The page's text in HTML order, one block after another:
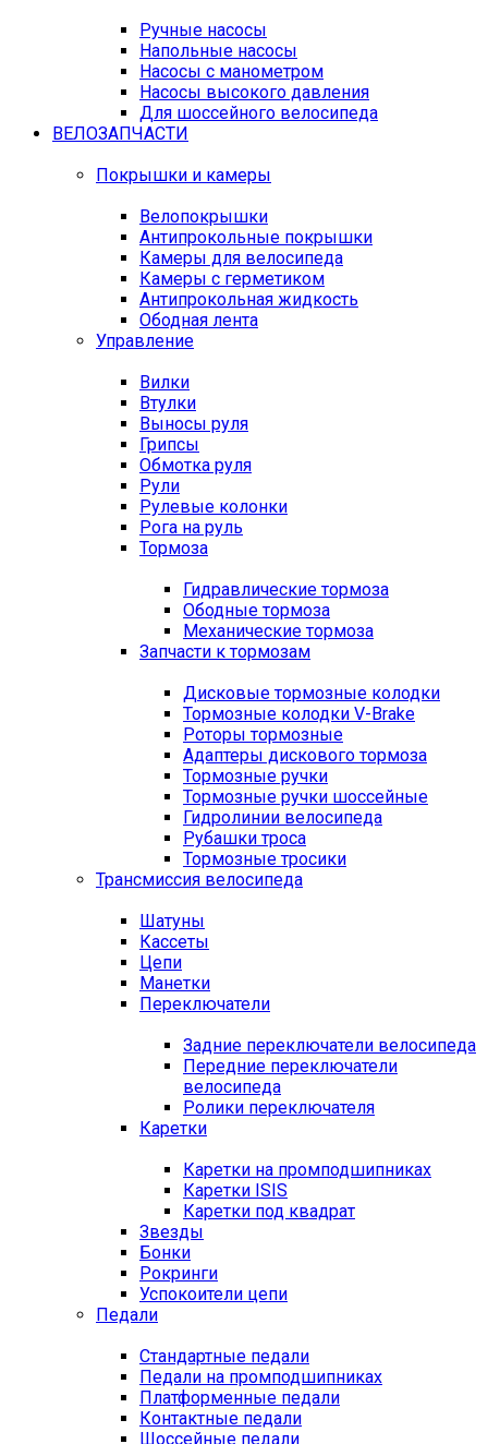
Ручные насосы
Напольные насосы
Насосы с манометром
Насосы высокого давления
Для шоссейного велосипеда
ВЕЛОЗАПЧАСТИ
Покрышки и камеры
Велопокрышки
Антипрокольные покрышки
Камеры для велосипеда
Камеры с герметиком
Антипрокольная жидкость
Ободная лента
Управление
Вилки
Втулки
Выносы руля
Грипсы
Обмотка руля
Рули
Рулевые колонки
Рога на руль
Тормоза
Гидравлические тормоза
Ободные тормоза
Механические тормоза
Запчасти к тормозам
Дисковые тормозные колодки
Тормозные колодки V-Brake
Роторы тормозные
Адаптеры дискового тормоза
Тормозные ручки
Тормозные ручки шоссейные
Гидролинии велосипеда
Рубашки троса
Тормозные тросики
Трансмиссия велосипеда
Шатуны
Кассеты
Цепи
Манетки
Переключатели
Задние переключатели велосипеда
Передние переключатели
велосипеда
Ролики переключателя
Каретки
Каретки на промподшипниках
Каретки ISIS
Каретки под квадрат
Звезды
Бонки
Рокринги
Успокоители цепи
Педали
Стандартные педали
Педали на промподшипниках
Платформенные педали
Контактные педали
Шоссейные педали